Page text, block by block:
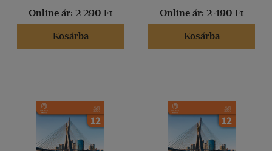
Online ár: 2 290 Ft
Kosárba
Online ár: 2 490 Ft
Kosárba